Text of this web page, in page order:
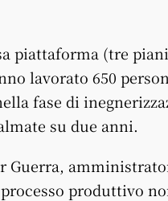
piattaforma (tre
lavorato 650
fase di
su due anni.
Guerra,
produttivo